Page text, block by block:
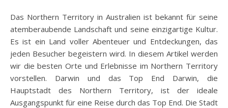
Das Northern Territory in Australien ist bekannt für seine
atemberaubende Landschaft und seine einzigartige Kultur.
Es ist ein Land voller Abenteuer und Entdeckungen, das
jeden Besucher begeistern wird. In diesem Artikel werden
wir die besten Orte und Erlebnisse im Northern Territory
vorstellen. Darwin und das Top End Darwin, die
Hauptstadt des Northern Territory, ist der ideale
Ausgangspunkt für eine Reise durch das Top End. Die Stadt